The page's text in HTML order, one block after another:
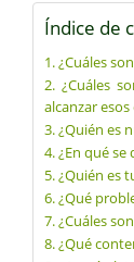
Índice de
1. ¿Cuáles
2. ¿Cuáles
alcanzar
3. ¿Quién es
4. ¿En qué
5. ¿Quién es
6. ¿Qué
7. ¿Cuáles
8. ¿Qué